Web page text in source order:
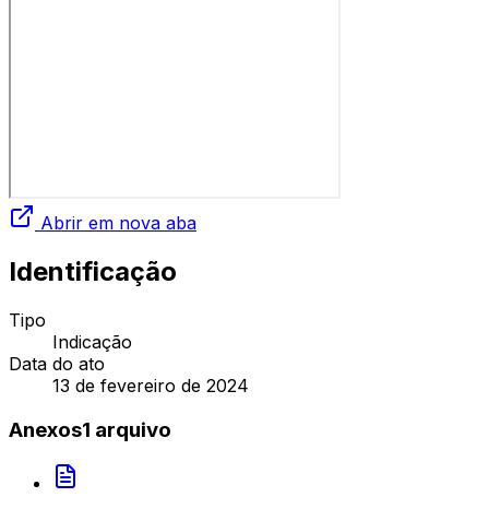
Abrir em nova aba
Identificação
Tipo
Indicação
Data do ato
13 de fevereiro de 2024
Anexos1 arquivo